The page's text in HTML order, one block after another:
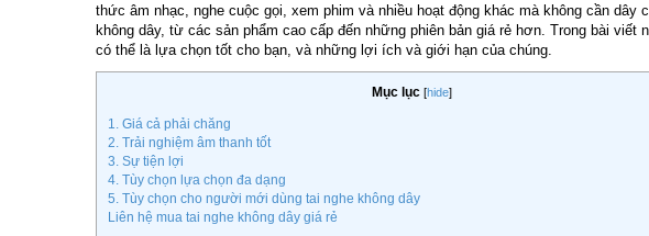
thức âm nhạc, nghe cuộc gọi, xem phim và nhiều hoạt động khác mà không cần
không dây, từ các sản phẩm cao cấp đến những phiên bản giá rẻ hơn. Trong bài
có thể là lựa chọn tốt cho bạn, và những lợi ích và giới hạn của chúng.
Mục lục [hide]
1. Giá cả phải chăng
2. Trải nghiệm âm thanh tốt
3. Sự tiện lợi
4. Tùy chọn lựa chọn đa dạng
5. Tùy chọn cho người mới dùng tai nghe không dây
Liên hệ mua tai nghe không dây giá rẻ